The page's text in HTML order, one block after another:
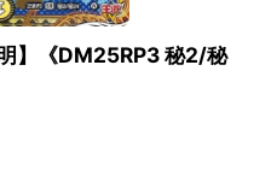
】《DM25RP3 秘2/秘